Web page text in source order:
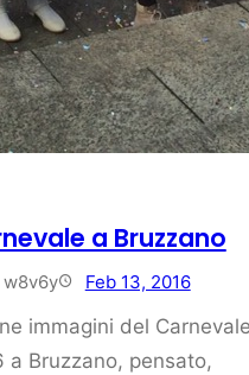
a Bruzzano
w8v6y Feb 13, 2016
immagini del Carnevale
a Bruzzano, pensato,